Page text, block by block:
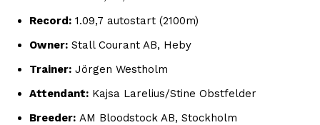
Record: 1.09,7 autostart (2100m)
Owner: Stall Courant AB, Heby
Trainer: Jörgen Westholm
Attendant: Kajsa Larelius/Stine Obstfelder
Breeder: AM Bloodstock AB, Stockholm